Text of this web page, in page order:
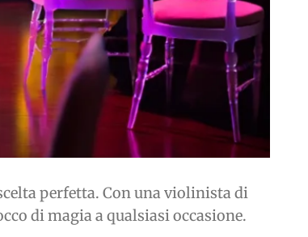
perfetta. Con una violinista di
di magia a qualsiasi occasione.